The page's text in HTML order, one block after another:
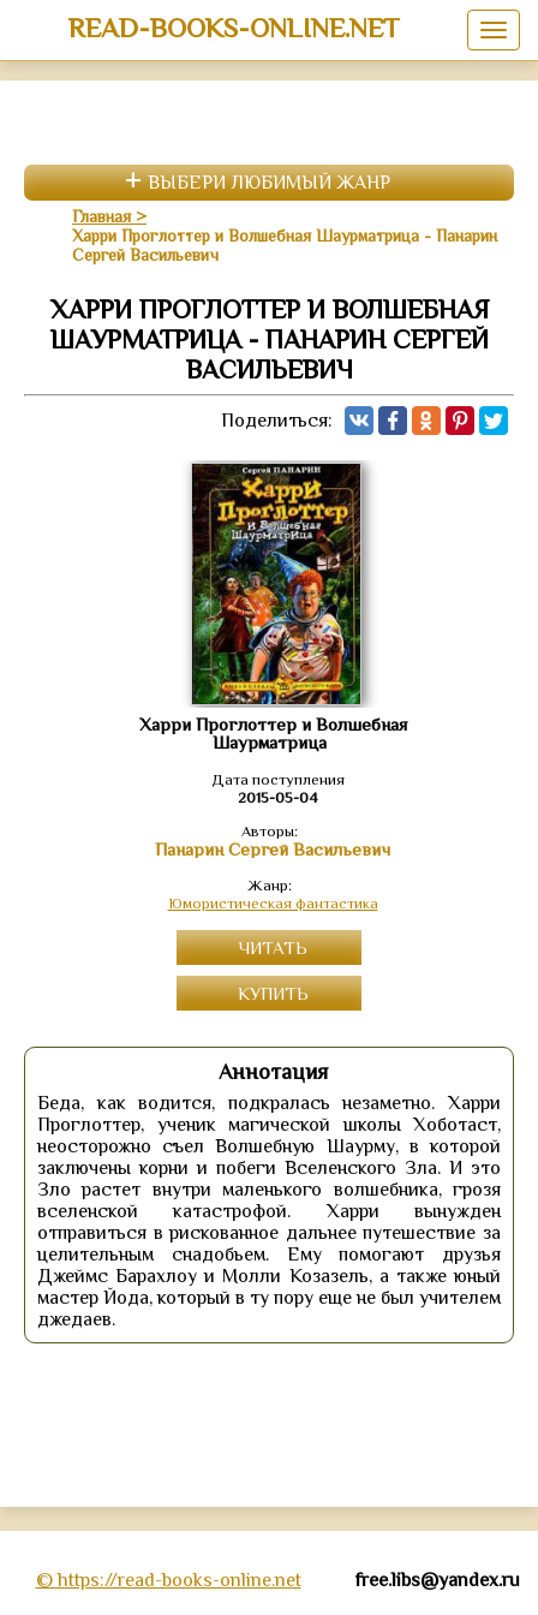
READ-BOOKS-ONLINE.NET
ВЫБЕРИ ЛЮБИМЫЙ ЖАНР
Главная
Харри Проглоттер и Волшебная Шаурматрица - Панарин
Сергей Васильевич
ХАРРИ ПРОГЛОТТЕР И ВОЛШЕБНАЯ
ШАУРМАТРИЦА - ПАНАРИН СЕРГЕЙ
ВАСИЛЬЕВИЧ
Поделиться:
Харри Проглоттер и Волшебная
Шаурматрица
Дата поступления
2015-05-04
Авторы:
Панарин Сергей Васильевич
Жанр:
Юмористическая фантастика
ЧИТАТЬ
КУПИТЬ
Аннотация
Беда, как водится, подкралась незаметно. Харри
Проглоттер, ученик магической школы Хоботаст,
неосторожно съел Волшебную Шаурму, в которой
заключены корни и побеги Вселенского Зла. И это
Зло растет внутри маленького волшебника, грозя
вселенской катастрофой. Харри вынужден
отправиться в рискованное дальнее путешествие за
целительным снадобьем. Ему помогают друзья
Джеймс Барахлоу и Молли Козазель, а также юный
мастер Йода, который в ту пору еще не был учителем
джедаев.
© https://read-books-online.net free.libs@yandex.ru